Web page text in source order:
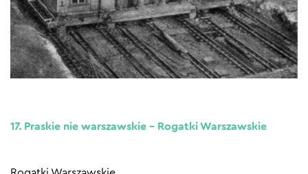
17. Praskie nie warszawskie – Rogatki Warszawskie